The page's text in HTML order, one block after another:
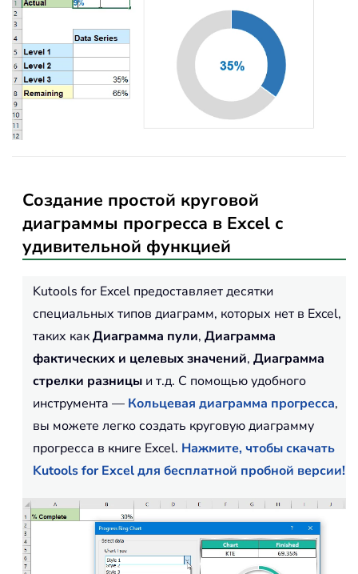
Создание простой круговой
диаграммы прогресса в Excel с
удивительной функцией
Kutools for Excel предоставляет десятки
специальных типов диаграмм, которых нет в Excel,
таких какДиаграмма пули, Диаграмма
фактических и целевых значений, Диаграмма
стрелки разницы и т.д. С помощью удобного
инструмента — Кольцевая диаграмма прогресса,
вы можете легко создать круговую диаграмму
прогресса в книге Excel. Нажмите, чтобы скачать
Kutools for Excel для бесплатной пробной версии!